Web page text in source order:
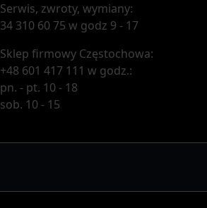
Serwis, zwroty, wymiany:
34 310 60 75 w godz 9 - 17
Sklep firmowy Częstochowa:
+48 601 417 111 w godz.:
pn. - pt. 10 - 18
sob. 10 - 15